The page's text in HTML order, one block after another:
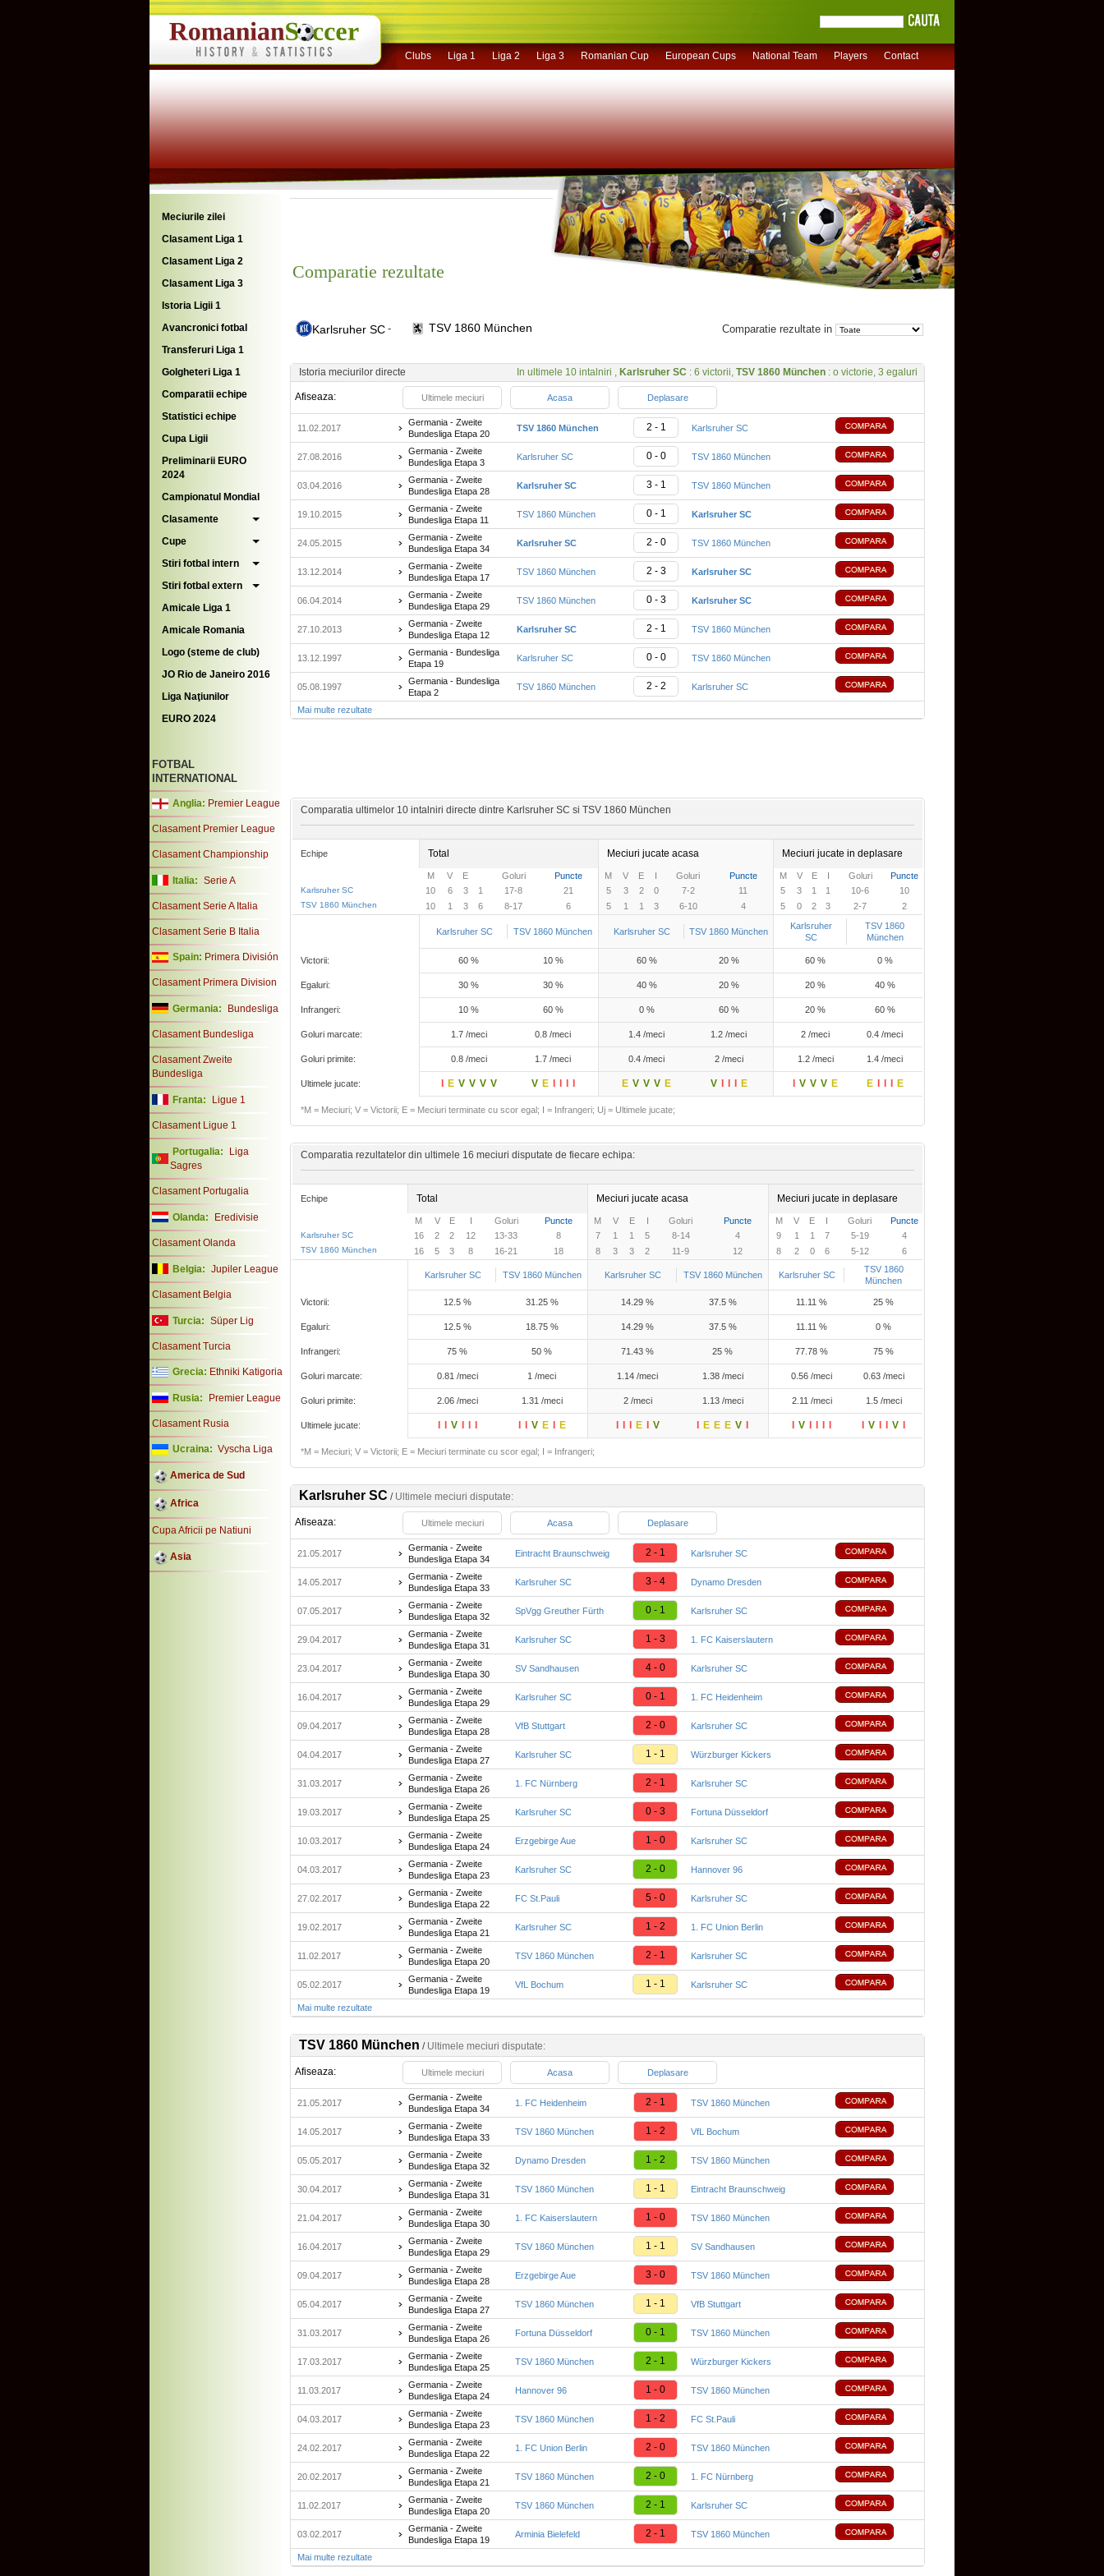
Clubs Liga 1 Liga 2 Liga 3 Romanian Cup European Cups National Team Players Contact
Meciurile zilei
Clasament Liga 1
Clasament Liga 2
Clasament Liga 3
Istoria Ligii 1
Avancronici fotbal
Transferuri Liga 1
Golgheteri Liga 1
Comparatii echipe
Statistici echipe
Cupa Ligii
Preliminarii EURO
2024
Campionatul Mondial
Clasamente
Cupe
Stiri fotbal intern
Stiri fotbal extern
Amicale Liga 1
Amicale Romania
Logo (steme de club)
JO Rio de Janeiro 2016
Liga Naţiunilor
EURO 2024
FOTBAL
INTERNATIONAL
Anglia: Premier League
Clasament Premier League
Clasament Championship
Italia: Serie A
Clasament Serie A Italia
Clasament Serie B Italia
Spain: Primera División
Clasament Primera Division
Germania: Bundesliga
Clasament Bundesliga
Clasament Zweite
Bundesliga
Franta: Ligue 1
Clasament Ligue 1
Portugalia:
Liga
Sagres
Clasament Portugalia
Olanda: Eredivisie
Clasament Olanda
Belgia: Jupiler League
Clasament Belgia
Turcia: Süper Lig
Clasament Turcia
Grecia: Ethniki Katigoria
Rusia: Premier League
Clasament Rusia
Ucraina: Vyscha Liga
America de Sud
Africa
Cupa Africii pe Natiuni
Asia
Comparatie rezultate
Karlsruher SC - TSV 1860 München Comparatie rezultate in
Istoria meciurilor directe In ultimele 10 intalniri , Karlsruher SC : 6 victorii, TSV 1860 München : o victorie, 3 egaluri
Afiseaza: Ultimele meciuri Acasa Deplasare
11.02.2017
Germania - Zweite
Bundesliga Etapa 20
TSV 1860 München 2 - 1 Karlsruher SC
27.08.2016
Germania - Zweite
Bundesliga Etapa 3
Karlsruher SC 0 - 0 TSV 1860 München
03.04.2016
Germania - Zweite
Bundesliga Etapa 28
Karlsruher SC 3 - 1 TSV 1860 München
19.10.2015
Germania - Zweite
Bundesliga Etapa 11
TSV 1860 München 0 - 1 Karlsruher SC
24.05.2015
Germania - Zweite
Bundesliga Etapa 34
Karlsruher SC 2 - 0 TSV 1860 München
13.12.2014
Germania - Zweite
Bundesliga Etapa 17
TSV 1860 München 2 - 3 Karlsruher SC
06.04.2014
Germania - Zweite
Bundesliga Etapa 29
TSV 1860 München 0 - 3 Karlsruher SC
27.10.2013
Germania - Zweite
Bundesliga Etapa 12
Karlsruher SC 2 - 1 TSV 1860 München
13.12.1997
Germania - Bundesliga
Etapa 19
Karlsruher SC 0 - 0 TSV 1860 München
05.08.1997
Germania - Bundesliga
Etapa 2
TSV 1860 München 2 - 2 Karlsruher SC
Mai multe rezultate
Comparatia ultimelor 10 intalniri directe dintre Karlsruher SC si TSV 1860 München
Echipe Total Meciuri jucate acasa Meciuri jucate in deplasare
M V E Goluri Puncte M V E I Goluri Puncte M V E I Goluri Puncte
Karlsruher SC 10 6 3 1 17-8 21 5 3 2 0 7-2 11 5 3 1 1 10-6 10
TSV 1860 München 10 1 3 6 8-17 6 5 1 1 3 6-10 4 5 0 2 3 2-7 2
Karlsruher SC TSV 1860 München Karlsruher SC TSV 1860 München
Karlsruher
SC
TSV 1860
München
Victorii: 60 % 10 % 60 % 20 % 60 % 0 %
Egaluri: 30 % 30 % 40 % 20 % 20 % 40 %
Infrangeri: 10 % 60 % 0 % 60 % 20 % 60 %
Goluri marcate: 1.7 /meci 0.8 /meci 1.4 /meci 1.2 /meci 2 /meci 0.4 /meci
Goluri primite: 0.8 /meci 1.7 /meci 0.4 /meci 2 /meci 1.2 /meci 1.4 /meci
Ultimele jucate: E V V V V V E E V V V E V E V V V E E E
*M = Meciuri; V = Victorii; E = Meciuri terminate cu scor egal; I = Infrangeri; Uj = Ultimele jucate;
Comparatia rezultatelor din ultimele 16 meciuri disputate de fiecare echipa:
Echipe Total Meciuri jucate acasa Meciuri jucate in deplasare
M V E I Goluri Puncte M V E I Goluri Puncte M V E I Goluri Puncte
Karlsruher SC 16 2 2 12 13-33 8 7 1 1 5 8-14 4 9 1 1 7 5-19 4
TSV 1860 München 16 5 3 8 16-21 18 8 3 3 2 11-9 12 8 2 0 6 5-12 6
Karlsruher SC TSV 1860 München Karlsruher SC TSV 1860 München Karlsruher SC
TSV 1860
München
Victorii: 12.5 % 31.25 % 14.29 % 37.5 % 11.11 % 25 %
Egaluri: 12.5 % 18.75 % 14.29 % 37.5 % 11.11 % 0 %
Infrangeri: 75 % 50 % 71.43 % 25 % 77.78 % 75 %
Goluri marcate: 0.81 /meci 1 /meci 1.14 /meci 1.38 /meci 0.56 /meci 0.63 /meci
Goluri primite: 2.06 /meci 1.31 /meci 2 /meci 1.13 /meci 2.11 /meci 1.5 /meci
Ultimele jucate: V V E E E V E E E V V V V
*M = Meciuri; V = Victorii; E = Meciuri terminate cu scor egal; I = Infrangeri;
Karlsruher SC / Ultimele meciuri disputate:
Afiseaza: Ultimele meciuri Acasa Deplasare
21.05.2017
Germania - Zweite
Bundesliga Etapa 34
Eintracht Braunschweig 2 - 1 Karlsruher SC
14.05.2017
Germania - Zweite
Bundesliga Etapa 33
Karlsruher SC 3 - 4 Dynamo Dresden
07.05.2017
Germania - Zweite
Bundesliga Etapa 32
SpVgg Greuther Fürth 0 - 1 Karlsruher SC
29.04.2017
Germania - Zweite
Bundesliga Etapa 31
Karlsruher SC 1 - 3 1. FC Kaiserslautern
23.04.2017
Germania - Zweite
Bundesliga Etapa 30
SV Sandhausen 4 - 0 Karlsruher SC
16.04.2017
Germania - Zweite
Bundesliga Etapa 29
Karlsruher SC 0 - 1 1. FC Heidenheim
09.04.2017
Germania - Zweite
Bundesliga Etapa 28
VfB Stuttgart 2 - 0 Karlsruher SC
04.04.2017
Germania - Zweite
Bundesliga Etapa 27
Karlsruher SC 1 - 1 Würzburger Kickers
31.03.2017
Germania - Zweite
Bundesliga Etapa 26
1. FC Nürnberg 2 - 1 Karlsruher SC
19.03.2017
Germania - Zweite
Bundesliga Etapa 25
Karlsruher SC 0 - 3 Fortuna Düsseldorf
10.03.2017
Germania - Zweite
Bundesliga Etapa 24
Erzgebirge Aue 1 - 0 Karlsruher SC
04.03.2017
Germania - Zweite
Bundesliga Etapa 23
Karlsruher SC 2 - 0 Hannover 96
27.02.2017
Germania - Zweite
Bundesliga Etapa 22
FC St.Pauli 5 - 0 Karlsruher SC
19.02.2017
Germania - Zweite
Bundesliga Etapa 21
Karlsruher SC 1 - 2 1. FC Union Berlin
11.02.2017
Germania - Zweite
Bundesliga Etapa 20
TSV 1860 München 2 - 1 Karlsruher SC
05.02.2017
Germania - Zweite
Bundesliga Etapa 19
VfL Bochum 1 - 1 Karlsruher SC
Mai multe rezultate
TSV 1860 München / Ultimele meciuri disputate:
Afiseaza: Ultimele meciuri Acasa Deplasare
21.05.2017
Germania - Zweite
Bundesliga Etapa 34
1. FC Heidenheim 2 - 1 TSV 1860 München
14.05.2017
Germania - Zweite
Bundesliga Etapa 33
TSV 1860 München 1 - 2 VfL Bochum
05.05.2017
Germania - Zweite
Bundesliga Etapa 32
Dynamo Dresden 1 - 2 TSV 1860 München
30.04.2017
Germania - Zweite
Bundesliga Etapa 31
TSV 1860 München 1 - 1 Eintracht Braunschweig
21.04.2017
Germania - Zweite
Bundesliga Etapa 30
1. FC Kaiserslautern 1 - 0 TSV 1860 München
16.04.2017
Germania - Zweite
Bundesliga Etapa 29
TSV 1860 München 1 - 1 SV Sandhausen
09.04.2017
Germania - Zweite
Bundesliga Etapa 28
Erzgebirge Aue 3 - 0 TSV 1860 München
05.04.2017
Germania - Zweite
Bundesliga Etapa 27
TSV 1860 München 1 - 1 VfB Stuttgart
31.03.2017
Germania - Zweite
Bundesliga Etapa 26
Fortuna Düsseldorf 0 - 1 TSV 1860 München
17.03.2017
Germania - Zweite
Bundesliga Etapa 25
TSV 1860 München 2 - 1 Würzburger Kickers
11.03.2017
Germania - Zweite
Bundesliga Etapa 24
Hannover 96 1 - 0 TSV 1860 München
04.03.2017
Germania - Zweite
Bundesliga Etapa 23
TSV 1860 München 1 - 2 FC St.Pauli
24.02.2017
Germania - Zweite
Bundesliga Etapa 22
1. FC Union Berlin 2 - 0 TSV 1860 München
20.02.2017
Germania - Zweite
Bundesliga Etapa 21
TSV 1860 München 2 - 0 1. FC Nürnberg
11.02.2017
Germania - Zweite
Bundesliga Etapa 20
TSV 1860 München 2 - 1 Karlsruher SC
03.02.2017
Germania - Zweite
Bundesliga Etapa 19
Arminia Bielefeld 2 - 1 TSV 1860 München
Mai multe rezultate